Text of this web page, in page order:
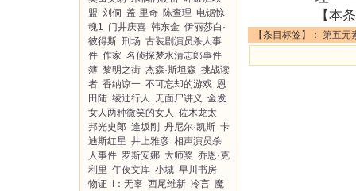
盟 刘侗 盖·里奇 陈查理 电锯惊
魂1 门井庆喜 韩东金 伊丽莎白·
彼得斯 刑场 古装剧演员杀人事
件 作家 名侦探梦水清志郎事件
簿 黎明之街 杰森·斯坦森 挑战读
者 香纳谅一 不可忘却的游戏 恩
田陆 绫辻行人 无面尸讲义 金发
女人两种微笑的女人 佐木龙太
邦光史郎 逢坂刚 丹尼尔·凯斯 卡
迪斯红星 井上雅彦 相声演员杀
人事件 罗斯安娜 大师奖 乔恩·克
利里 午夜文库 小城 早川书房
物证
I：无辜 西尾维新 冷言 魔
【本
【条目标签】： 第五元